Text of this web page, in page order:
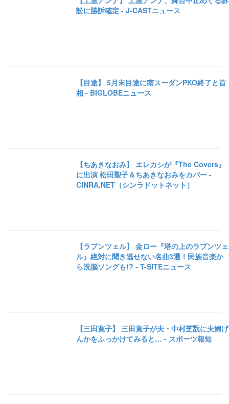
訟に勝訴確定 - J-CASTニュース
【目途】 5月末目途に南スーダンPKO終了と首
相 - BIGLOBEニュース
【ちあきなおみ】 エレカシが『The Covers』
に出演 松田聖子＆ちあきなおみをカバー -
CINRA.NET（シンラドットネット）
【ラプンツェル】 金ロー『塔の上のラプンツェ
ル』絶対に聞き逃せない名曲3選！民族音楽か
ら洗脳ソングも!? - T-SITEニュース
【三田寛子】 三田寛子が夫・中村芝翫に夫婦げ
んかをふっかけてみると… - スポーツ報知